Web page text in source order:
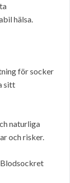
hälsa.
för socker
sitt
naturliga
och risker.